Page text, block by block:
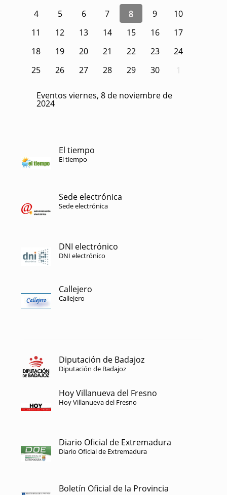
4
5 6 7 8 9
10
11
12 13 14 15 16
17
18
19 20 21 22 23
24
25
26 27 28 29 30 1
Eventos viernes, 8 de noviembre de
2024
El tiempo
El tiempo
Sede electrónica
Sede electrónica
DNI electrónico
DNI electrónico
Callejero
Callejero
Diputación de Badajoz
Diputación de Badajoz
Hoy Villanueva del Fresno
Hoy Villanueva del Fresno
Diario Oficial de Extremadura
Diario Oficial de Extremadura
Boletín Oficial de la Provincia